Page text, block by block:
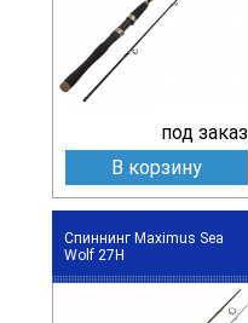
под заказ
В корзину
Спиннинг Maximus Sea
Wolf 27H